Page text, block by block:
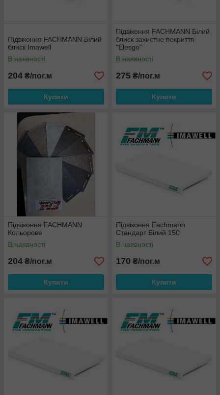
Підвіконня FACHMANN Білий
блиск Imawell
В наявності
204 ₴/пог.м
Купити
Підвіконня FACHMANN Білий
блиск захистне покриття
"Elesgo"
В наявності
275 ₴/пог.м
Купити
Підвіконня FACHMANN
Кольорове
В наявності
204 ₴/пог.м
Купити
Підвіконня Fachmann
Стандарт Білий 150
В наявності
170 ₴/пог.м
Купити